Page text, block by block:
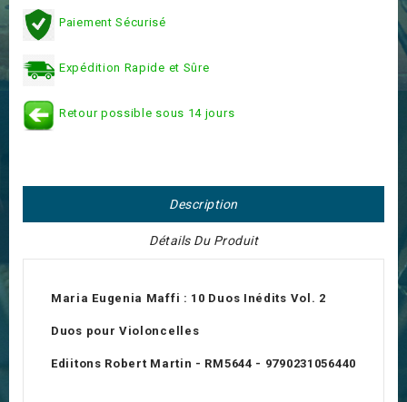
Paiement Sécurisé
Expédition Rapide et Sûre
Retour possible sous 14 jours
Description
Détails Du Produit
Maria Eugenia Maffi : 10 Duos Inédits Vol. 2
Duos pour Violoncelles
Ediitons Robert Martin - RM5644 - 9790231056440